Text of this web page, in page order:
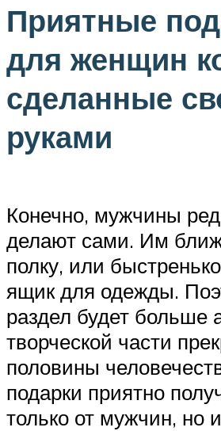
Приятные
для женщин
сделанные
руками
Конечно, мужчины
делают сами. Им
полку, или
ящик для одежды.
раздел будет больше
творческой части
половины
подарки приятно
только от мужчин, но